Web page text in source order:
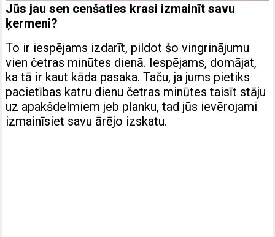
Jūs jau sen cenšaties krasi izmainīt savu
ķermeni?
To ir iespējams izdarīt, pildot šo vingrinājumu
vien četras minūtes dienā. Iespējams, domājat,
ka tā ir kaut kāda pasaka. Taču, ja jums pietiks
pacietības katru dienu četras minūtes taisīt stāju
uz apakšdelmiem jeb planku, tad jūs ievērojami
izmainīsiet savu ārējo izskatu.